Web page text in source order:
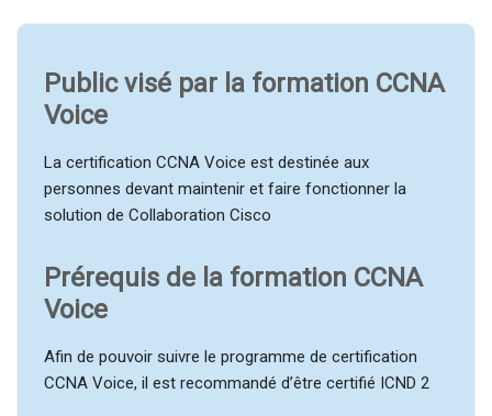
Public visé par la formation CCNA
Voice
La certification CCNA Voice est destinée aux
personnes devant maintenir et faire fonctionner la
solution de Collaboration Cisco
Prérequis de la formation CCNA
Voice
Afin de pouvoir suivre le programme de certification
CCNA Voice, il est recommandé d’être certifié ICND 2